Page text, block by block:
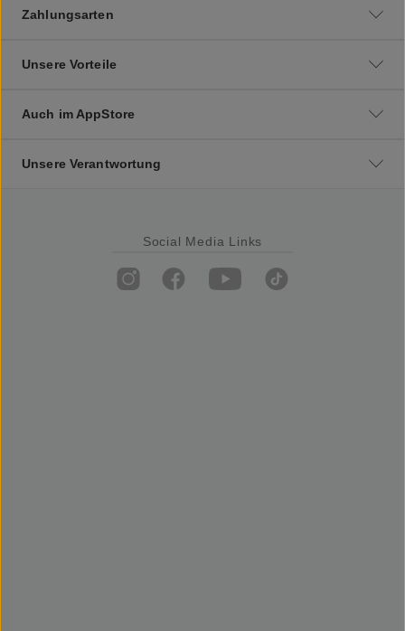
Zahlungsarten
Unsere Vorteile
Auch im AppStore
Unsere Verantwortung
Social Media Links